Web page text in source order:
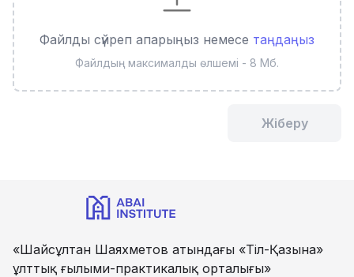
Файлды сүйреп апарыңыз немесе таңдаңыз
Файлдың максималды өлшемі - 8 Мб.
Жіберу
«Шайсұлтан Шаяхметов атындағы «Тіл-Қазына»
ұлттық ғылыми-практикалық орталығы»